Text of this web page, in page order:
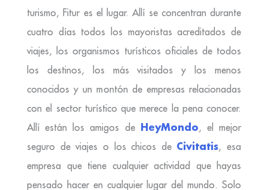
turismo, Fitur es el lugar. Allí se concentran durante
cuatro días todos los mayoristas acreditados de
viajes, los organismos turísticos oficiales de todos
los destinos, los más visitados y los menos
conocidos y un montón de empresas relacionadas
con el sector turístico que merece la pena conocer.
Allí están los amigos de HeyMondo, el mejor
seguro de viajes o los chicos de Civitatis, esa
empresa que tiene cualquier actividad que hayas
pensado hacer en cualquier lugar del mundo. Solo